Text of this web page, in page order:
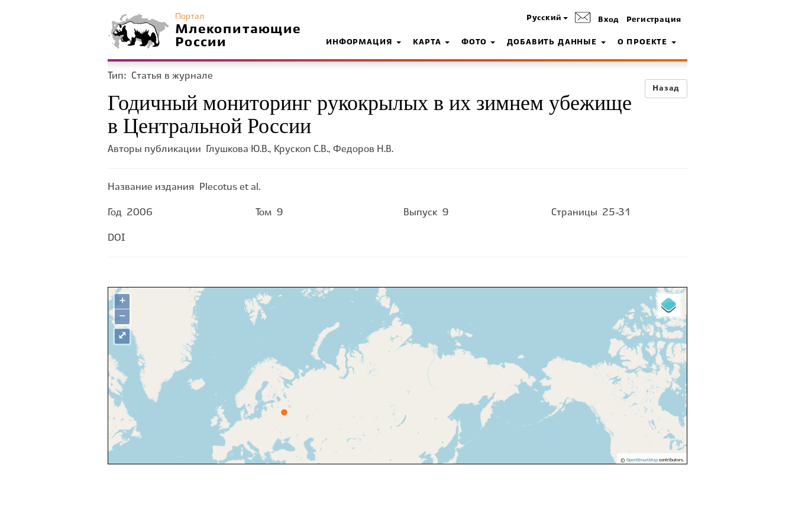
Портал
Млекопитающие
России
Русский Вход Регистрация
ИНФОРМАЦИЯ КАРТА ФОТО ДОБАВИТЬ ДАННЫЕ О ПРОЕКТЕ
Назад
Тип: Статья в журнале
Годичный мониторинг рукокрылых в их зимнем убежище
в Центральной России
Авторы публикации Глушкова Ю.В., Крускоп С.В., Федоров Н.В.
Название издания Plecotus et al.
Год 2006 Том 9 Выпуск 9 Страницы 25-31
DOI
+
−
© OpenStreetMapcontributors.
⤢